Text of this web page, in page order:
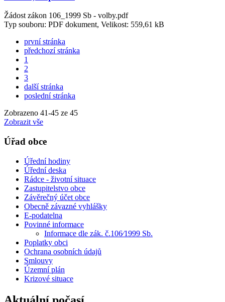
Žádost zákon 106_1999 Sb - volby.pdf
Typ souboru: PDF dokument, Velikost: 559,61 kB
první stránka
předchozí stránka
1
2
3
další stránka
poslední stránka
Zobrazeno 41-45 ze 45
Zobrazit vše
Úřad obce
Úřední hodiny
Úřední deska
Rádce - životní situace
Zastupitelstvo obce
Závěrečný účet obce
Obecně závazné vyhlášky
E-podatelna
Povinné informace
Informace dle zák. č.106⁄1999 Sb.
Poplatky obci
Ochrana osobních údajů
Smlouvy
Územní plán
Krizové situace